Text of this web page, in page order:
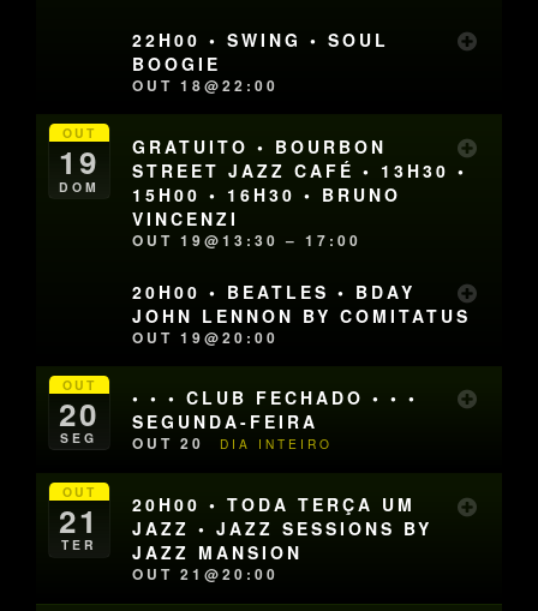
22H00 • SWING • SOUL
BOOGIE
OUT 18@22:00
OUT
19
DOM
GRATUITO • BOURBON
STREET JAZZ CAFÉ • 13H30 •
15H00 • 16H30 • BRUNO
VINCENZI
OUT 19@13:30 – 17:00
20H00 • BEATLES • BDAY
JOHN LENNON BY COMITATUS
OUT 19@20:00
OUT
20
SEG
• • • CLUB FECHADO • • •
SEGUNDA-FEIRA
OUT 20 DIA INTEIRO
OUT
21
TER
20H00 • TODA TERÇA UM
JAZZ • JAZZ SESSIONS BY
JAZZ MANSION
OUT 21@20:00